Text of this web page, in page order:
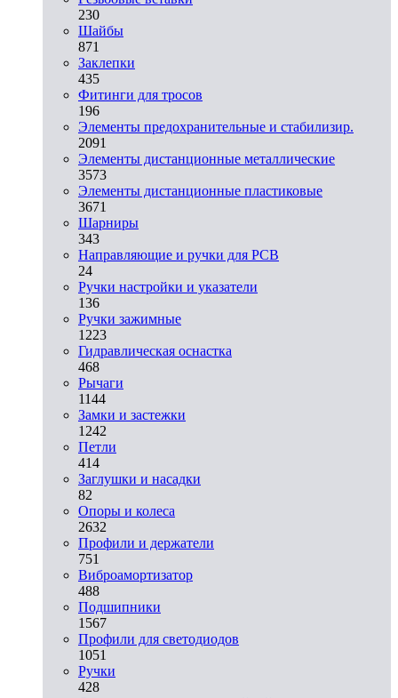
230
Шайбы
871
Заклепки
435
Фитинги для тросов
196
Элементы предохранительные и стабилизир.
2091
Элементы дистанционные металлические
3573
Элементы дистанционные пластиковые
3671
Шарниры
343
Направляющие и ручки для PCB
24
Ручки настройки и указатели
136
Ручки зажимные
1223
Гидравлическая оснастка
468
Рычаги
1144
Замки и застежки
1242
Петли
414
Заглушки и насадки
82
Опоры и колеса
2632
Профили и держатели
751
Виброамортизатор
488
Подшипники
1567
Профили для светодиодов
1051
Ручки
428